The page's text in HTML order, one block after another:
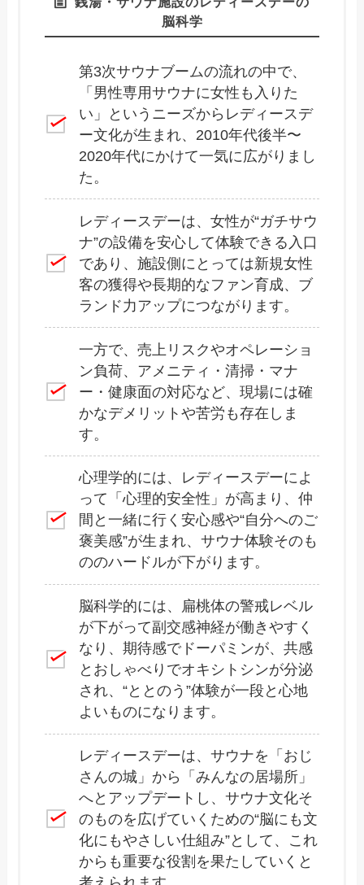
脳科学
第3次サウナブームの流れの中で、
「男性専用サウナに女性も入りた
い」というニーズからレディースデ
ー文化が生まれ、2010年代後半〜
2020年代にかけて一気に広がりまし
た。
レディースデーは、女性が“ガチサウ
ナ”の設備を安心して体験できる入口
であり、施設側にとっては新規女性
客の獲得や長期的なファン育成、ブ
ランド力アップにつながります。
一方で、売上リスクやオペレーショ
ン負荷、アメニティ・清掃・マナ
ー・健康面の対応など、現場には確
かなデメリットや苦労も存在しま
す。
心理学的には、レディースデーによ
って「心理的安全性」が高まり、仲
間と一緒に行く安心感や“自分へのご
褒美感”が生まれ、サウナ体験そのも
ののハードルが下がります。
脳科学的には、扁桃体の警戒レベル
が下がって副交感神経が働きやすく
なり、期待感でドーパミンが、共感
とおしゃべりでオキシトシンが分泌
され、“ととのう”体験が一段と心地
よいものになります。
レディースデーは、サウナを「おじ
さんの城」から「みんなの居場所」
へとアップデートし、サウナ文化そ
のものを広げていくための“脳にも文
化にもやさしい仕組み”として、これ
からも重要な役割を果たしていくと